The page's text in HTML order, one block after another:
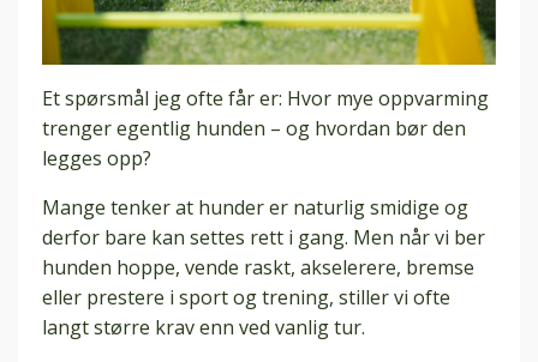
Et spørsmål jeg ofte får er: Hvor mye oppvarming
trenger egentlig hunden – og hvordan bør den
legges opp?
Mange tenker at hunder er naturlig smidige og
derfor bare kan settes rett i gang. Men når vi ber
hunden hoppe, vende raskt, akselerere, bremse
eller prestere i sport og trening, stiller vi ofte
langt større krav enn ved vanlig tur.